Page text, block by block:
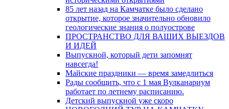
85 лет назад на Камчатке было сделано
открытие, которое значительно обновило
геологические знания о полуострове
ПРОСТРАНСТВО ДЛЯ ВАШИХ ВЫЕЗДОВ
И ИДЕЙ
Выпускной, который дети запомнят
навсегда!
Майские праздники — время замедлиться
Рады сообщить, что с 1 мая Вулканариум
работает по летнему расписанию.
Детский выпускной уже скоро